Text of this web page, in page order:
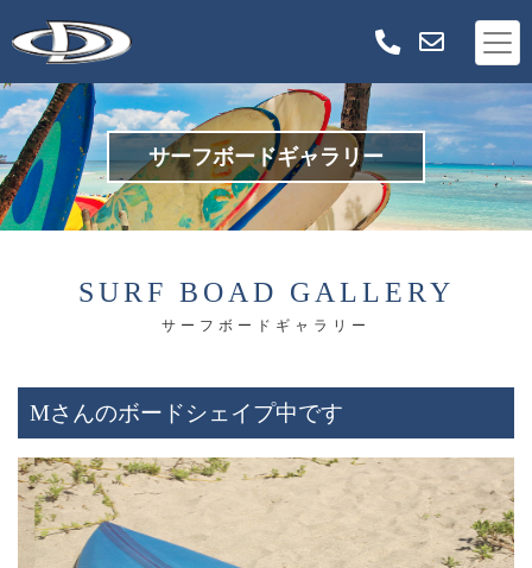
サーフボードギャラリー
SURF BOAD GALLERY
サーフボードギャラリー
Mさんのボードシェイプ中です